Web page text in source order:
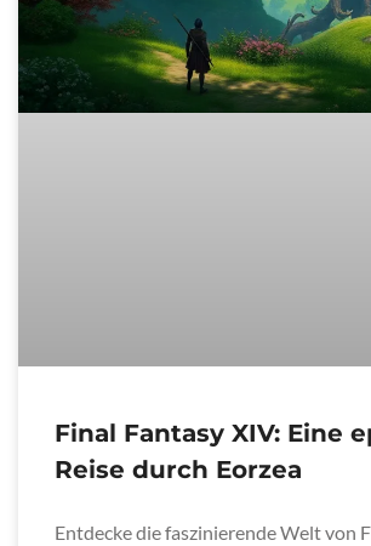
Final Fantasy XIV: Eine
Reise durch Eorzea
Entdecke die faszinierende Welt von